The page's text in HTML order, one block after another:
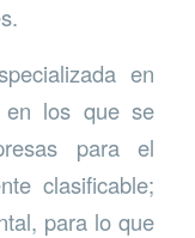
en
en los que se
para el
clasificable;
para lo que